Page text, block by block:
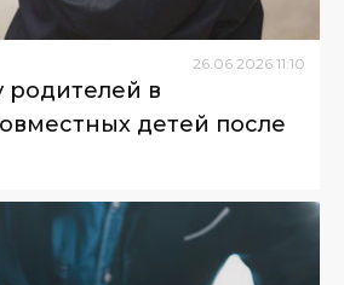
26.06.2026 11:10
родителей в
детей после